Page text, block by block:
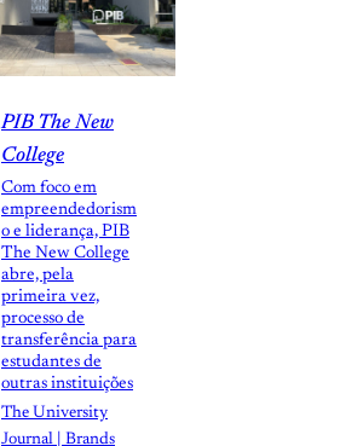
PIB The New
College
Com foco em
empreendedorism
o e liderança, PIB
The New College
abre, pela
primeira vez,
processo de
transferência para
estudantes de
outras instituições
The University
Journal | Brands